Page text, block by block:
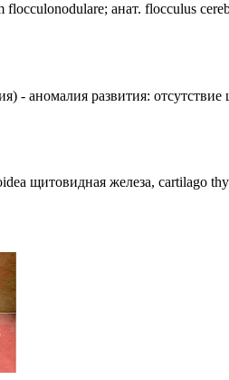
анат. flocculus
- аномалия развития:
щитовидная железа, cartilago